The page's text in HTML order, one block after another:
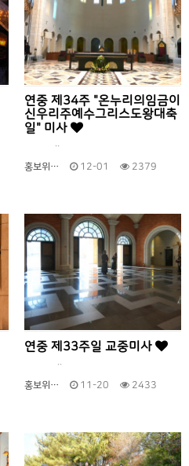
연중 제34주 "온누리의임금이
신우리주예수그리스도왕대축
일" 미사
..
홍보위… 12-01 2379
연중 제33주일 교중미사
..
홍보위… 11-20 2433